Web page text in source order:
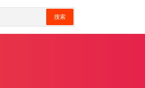
搜索